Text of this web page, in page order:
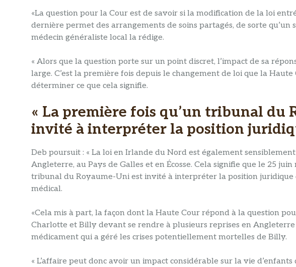
«La question pour la Cour est de savoir si la modification de la loi
dernière permet des arrangements de soins partagés, de sorte
médecin généraliste local la rédige.
« Alors que la question porte sur un point discret, l’impact de sa
large. C’est la première fois depuis le changement de loi que la Haute
déterminer ce que cela signifie.
« La première fois qu’un tribunal du
invité à interpréter la position
Deb poursuit : « La loi en Irlande du Nord est également
Angleterre, au Pays de Galles et en Écosse. Cela signifie que le 25
tribunal du Royaume-Uni est invité à interpréter la position juridique
médical.
«Cela mis à part, la façon dont la Haute Cour répond à la question
Charlotte et Billy devant se rendre à plusieurs reprises en
médicament qui a géré les crises potentiellement mortelles de Billy.
« L’affaire peut donc avoir un impact considérable sur la vie